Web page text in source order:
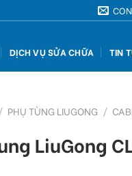
DỊCH VỤ SỬA CHỮA TIN
/ PHỤ TÙNG LIUGONG /
LiuGong